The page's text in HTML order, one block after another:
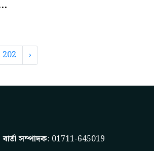
202 ›
বার্তা সম্পাদক: 01711-645019